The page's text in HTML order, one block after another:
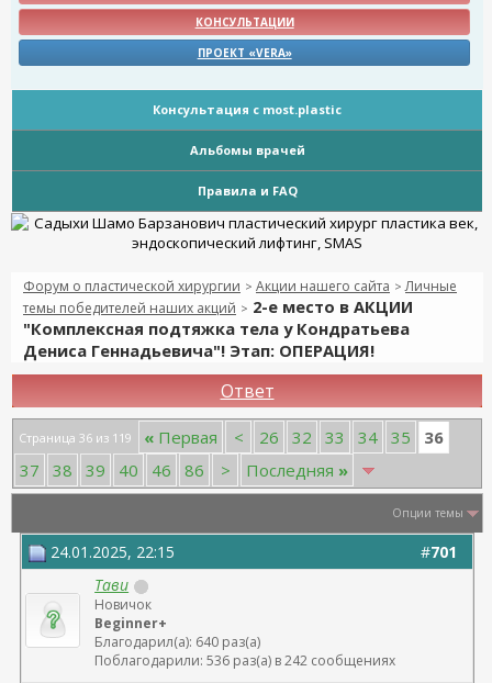
КОНСУЛЬТАЦИИ
ПРОЕКТ «VERA»
Консультация с most.plastic
Альбомы врачей
Правила и FAQ
Форум о пластической хирургии > Акции нашего сайта >Личные
темы победителей наших акций > 2-е место в АКЦИИ
"Комплексная подтяжка тела у Кондратьева
Дениса Геннадьевича"! Этап: ОПЕРАЦИЯ!
Ответ
Страница 36 из 119 « Первая < 26 32 33 34 35
36
37
38 39 40 46 86 > Последняя »
Опции темы
#701
24.01.2025, 22:15
Тави
Новичок
Beginner+
Благодарил(а): 640 раз(а)
Поблагодарили: 536 раз(а) в 242 сообщениях